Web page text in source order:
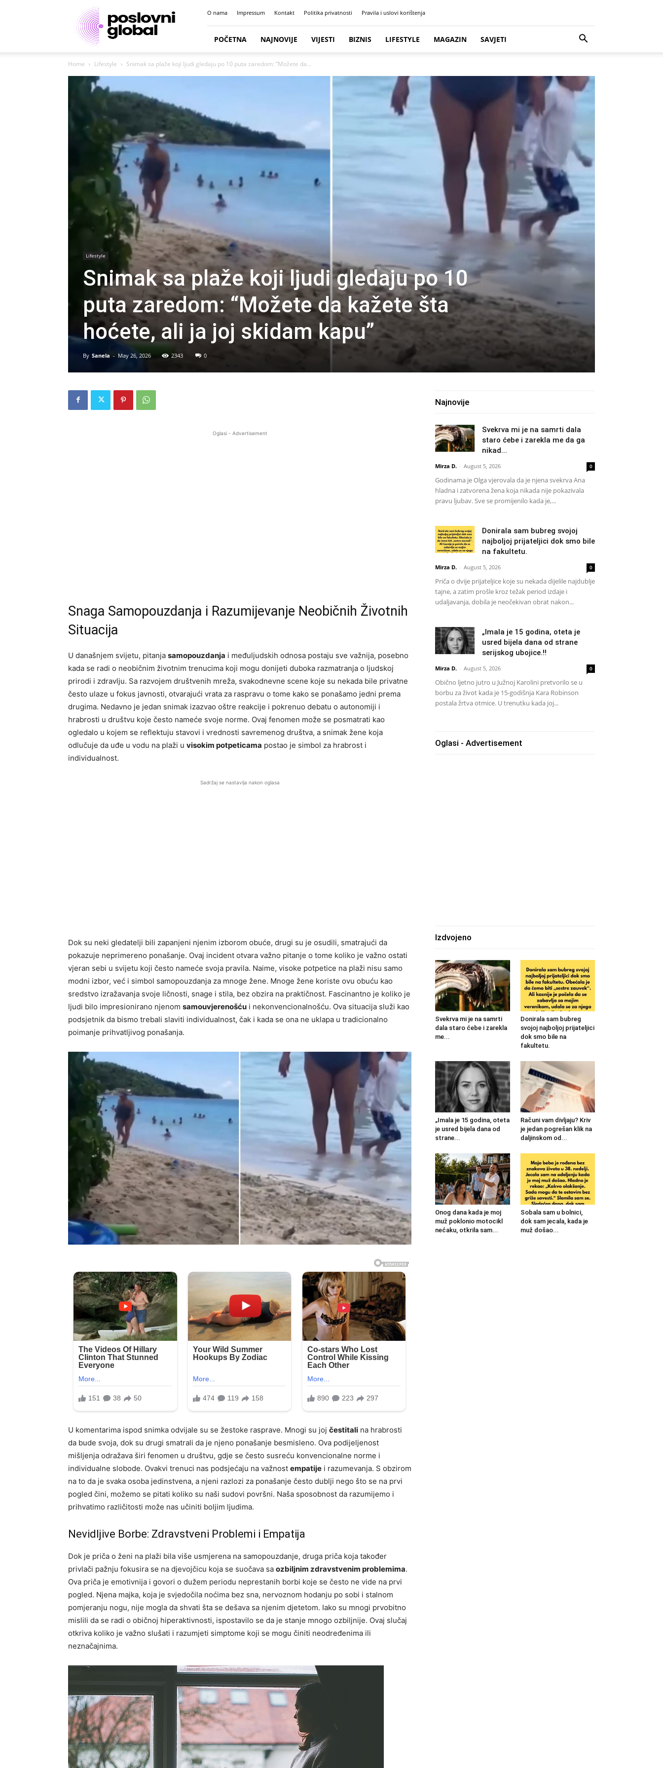
Poslovni
portal
O nama Impressum Kontakt Politika privatnosti Pravila i uslovi korištenja
POČETNA NAJNOVIJE VIJESTI BIZNIS LIFESTYLE MAGAZIN SAVJETI
Home Lifestyle Snimak sa plaže koji ljudi gledaju po 10 puta zaredom: “Možete da...
Lifestyle
Snimak sa plaže koji ljudi gledaju po 10
puta zaredom: “Možete da kažete šta
hoćete, ali ja joj skidam kapu”
By Sanela - May 26, 2026 2343 0
Oglasi - Advertisement
Snaga Samopouzdanja i Razumijevanje Neobičnih Životnih
Situacija
U današnjem svijetu, pitanja samopouzdanja i međuljudskih odnosa postaju sve važnija, posebno
kada se radi o neobičnim životnim trenucima koji mogu donijeti duboka razmatranja o ljudskoj
prirodi i zdravlju. Sa razvojem društvenih mreža, svakodnevne scene koje su nekada bile privatne
često ulaze u fokus javnosti, otvarajući vrata za raspravu o tome kako se ponašamo jedni prema
drugima. Nedavno je jedan snimak izazvao oštre reakcije i pokrenuo debatu o autonomiji i
hrabrosti u društvu koje često nameće svoje norme. Ovaj fenomen može se posmatrati kao
ogledalo u kojem se reflektuju stavovi i vrednosti savremenog društva, a snimak žene koja
odlučuje da uđe u vodu na plaži u visokim potpeticama postao je simbol za hrabrost i
individualnost.
Sadržaj se nastavlja nakon oglasa
Dok su neki gledatelji bili zapanjeni njenim izborom obuće, drugi su je osudili, smatrajući da
pokazuje neprimereno ponašanje. Ovaj incident otvara važno pitanje o tome koliko je važno ostati
vjeran sebi u svijetu koji često nameće svoja pravila. Naime, visoke potpetice na plaži nisu samo
modni izbor, već i simbol samopouzdanja za mnoge žene. Mnoge žene koriste ovu obuću kao
sredstvo izražavanja svoje ličnosti, snage i stila, bez obzira na praktičnost. Fascinantno je koliko je
ljudi bilo impresionirano njenom samouvjerenošću i nekonvencionalnošću. Ova situacija služi kao
podsjetnik da bismo trebali slaviti individualnost, čak i kada se ona ne uklapa u tradicionalno
poimanje prihvatljivog ponašanja.
U komentarima ispod snimka odvijale su se žestoke rasprave. Mnogi su joj čestitali na hrabrosti
da bude svoja, dok su drugi smatrali da je njeno ponašanje besmisleno. Ova podijeljenost
mišljenja odražava širi fenomen u društvu, gdje se često susreću konvencionalne norme i
individualne slobode. Ovakvi trenuci nas podsjećaju na važnost empatije i razumevanja. S obzirom
na to da je svaka osoba jedinstvena, a njeni razlozi za ponašanje često dublji nego što se na prvi
pogled čini, možemo se pitati koliko su naši sudovi površni. Naša sposobnost da razumijemo i
prihvatimo različitosti može nas učiniti boljim ljudima.
Nevidljive Borbe: Zdravstveni Problemi i Empatija
Dok je priča o ženi na plaži bila više usmjerena na samopouzdanje, druga priča koja također
privlači pažnju fokusira se na djevojčicu koja se suočava sa ozbiljnim zdravstvenim problemima.
Ova priča je emotivnija i govori o dužem periodu neprestanih borbi koje se često ne vide na prvi
pogled. Njena majka, koja je svjedočila noćima bez sna, nervoznom hodanju po sobi i stalnom
pomjeranju nogu, nije mogla da shvati šta se dešava sa njenim djetetom. Iako su mnogi prvobitno
mislili da se radi o običnoj hiperaktivnosti, ispostavilo se da je stanje mnogo ozbiljnije. Ovaj slučaj
otkriva koliko je važno slušati i razumjeti simptome koji se mogu činiti neodređenima ili
neznačajnima.
Najnovije
Svekrva mi je na samrti dala
staro ćebe i zarekla me da ga
nikad...
Mirza D. - August 5, 2026 0
Godinama je Olga vjerovala da je njena svekrva Ana
hladna i zatvorena žena koja nikada nije pokazivala
pravu ljubav. Sve se promijenilo kada je,...
Donirala sam bubreg svojoj
najboljoj prijateljici dok smo bile
na fakultetu.
Mirza D. - August 5, 2026 0
Priča o dvije prijateljice koje su nekada dijelile najdublje
tajne, a zatim prošle kroz težak period izdaje i
udaljavanja, dobila je neočekivan obrat nakon...
„Imala je 15 godina, oteta je
usred bijela dana od strane
serijskog ubojice.!!
Mirza D. - August 5, 2026 0
Obično ljetno jutro u Južnoj Karolini pretvorilo se u
borbu za život kada je 15-godišnja Kara Robinson
postala žrtva otmice. U trenutku kada joj...
Oglasi - Advertisement
Izdvojeno
Svekrva mi je na samrti
dala staro ćebe i zarekla
me...
Donirala sam bubreg
svojoj najboljoj prijateljici
dok smo bile na
fakultetu.
„Imala je 15 godina, oteta
je usred bijela dana od
strane...
Računi vam divljaju? Kriv
je jedan pogrešan klik na
daljinskom od...
Onog dana kada je moj
muž poklonio motocikl
nećaku, otkrila sam...
Sobala sam u bolnici,
dok sam jecala, kada je
muž došao...